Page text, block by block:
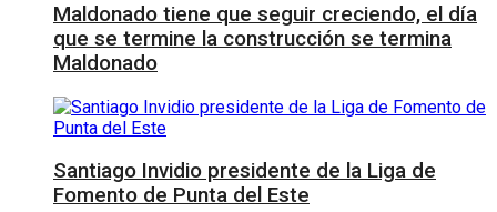
Maldonado tiene que seguir creciendo, el día
que se termine la construcción se termina
Maldonado
Santiago Invidio presidente de la Liga de
Fomento de Punta del Este